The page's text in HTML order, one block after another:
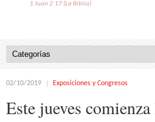
1 Juan 2:17 (La Biblia)
02/10/2019 Exposiciones y Congresos
Este jueves